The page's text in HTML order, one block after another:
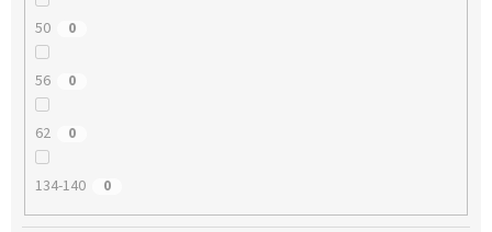
50 0
56 0
62 0
134-140 0